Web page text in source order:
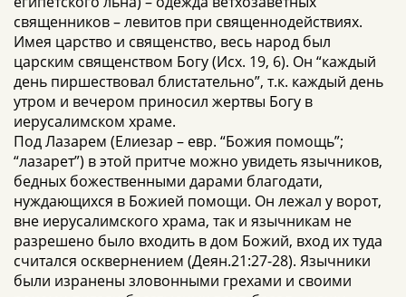
священников – левитов при священнодействиях.
Имея царство и священство, весь народ был
царским священством Богу (Исх. 19, 6). Он “каждый
день пиршествовал блистательно”, т.к. каждый день
утром и вечером приносил жертвы Богу в
иерусалимском храме.
Под Лазарем (Елиезар – евр. “Божия помощь”;
“лазарет”) в этой притче можно увидеть язычников,
бедных божественными дарами благодати,
нуждающихся в Божией помощи. Он лежал у ворот,
вне иерусалимского храма, так и язычникам не
разрешено было входить в дом Божий, вход их туда
считался осквернением (Деян.21:27-28). Язычники
были изранены зловонными грехами и своими